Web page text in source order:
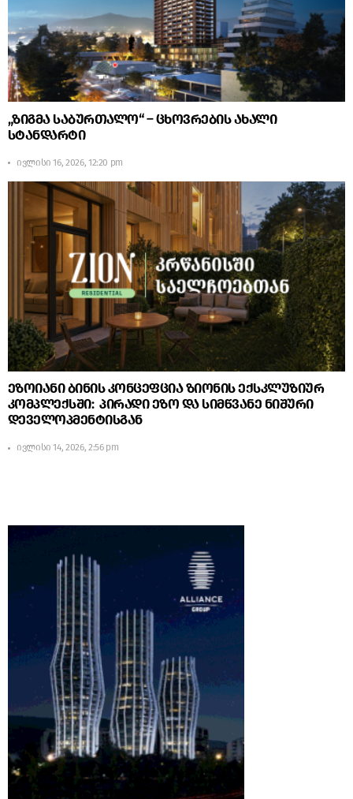
„ზიგმა საბურთალო“ – ცხოვრების ახალი
სტანდარტი
ივლისი 16, 2026, 12:20 pm
ეზოიანი ბინის კონცეფცია ზიონის ექსკლუზიურ
კომპლექსში: პირადი ეზო და სიმწვანე ნიშური
დეველოპმენტისგან
ივლისი 14, 2026, 2:56 pm